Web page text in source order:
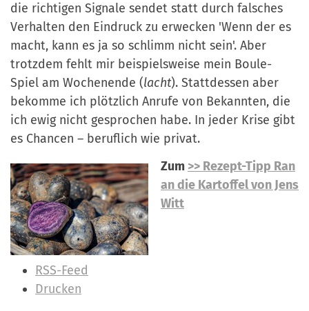
die richtigen Signale sendet statt durch falsches
Verhalten den Eindruck zu erwecken 'Wenn der es
macht, kann es ja so schlimm nicht sein'. Aber
trotzdem fehlt mir beispielsweise mein Boule-
Spiel am Wochenende (lacht). Stattdessen aber
bekomme ich plötzlich Anrufe von Bekannten, die
ich ewig nicht gesprochen habe. In jeder Krise gibt
es Chancen – beruflich wie privat.
Zum >> Rezept-Tipp Ran
an die Kartoffel von Jens
Witt
RSS-Feed
Drucken